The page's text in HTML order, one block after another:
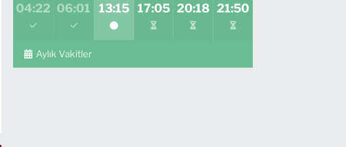
04:22 06:01 13:15 17:05 20:18 21:50
Aylık Vakitler